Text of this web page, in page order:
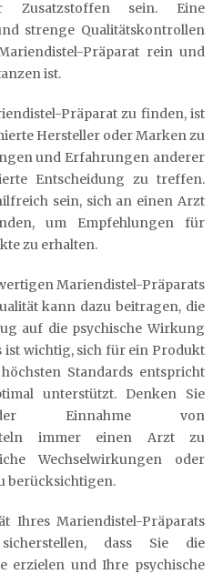
Zusatzstoffen sein. Eine
strenge Qualitätskontrollen
Präparat rein und
ist.
Präparat zu finden, ist
Hersteller oder Marken zu
und Erfahrungen anderer
Entscheidung zu treffen.
sein, sich an einen Arzt
um Empfehlungen für
zu erhalten.
Mariendistel-Präparats
kann dazu beitragen, die
auf die psychische Wirkung
ist wichtig, sich für ein Produkt
Standards entspricht
unterstützt. Denken Sie
Einnahme von
immer einen Arzt zu
Wechselwirkungen oder
berücksichtigen.
Ihres Mariendistel-Präparats
dass Sie die
erzielen und Ihre psychische